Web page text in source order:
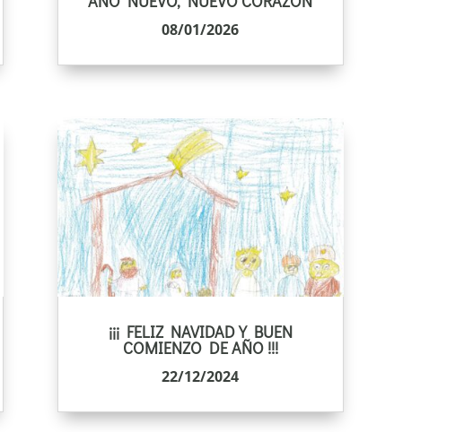
08/01/2026
¡¡¡ FELIZ NAVIDAD Y BUEN
COMIENZO DE AÑO !!!
22/12/2024